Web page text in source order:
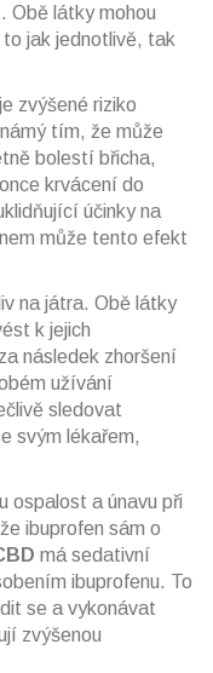
Obě látky mohou
jak jednotlivě, tak
zvýšené riziko
tím, že může
bolestí břicha,
krvácení do
účinky na
může tento efekt
na játra. Obě látky
k jejich
následek zhoršení
užívání
sledovat
svým lékařem,
ospalost a únavu při
ibuprofen sám o
má sedativní
ibuprofenu. To
se a vykonávat
zvýšenou